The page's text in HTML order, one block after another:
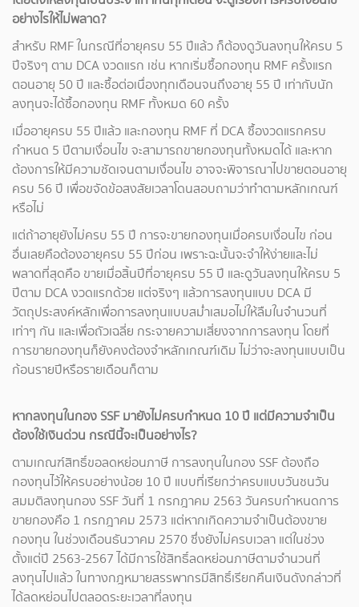
อย่างไรให้ไม่พลาด?
สำหรับ RMF ในกรณีที่อายุครบ 55 ปีแล้ว ก็ต้องดูวันลงทุนให้ครบ 5
ปีจริงๆ ตาม DCA งวดแรก เช่น หากเริ่มซื้อกองทุน RMF ครั้งแรก
ตอนอายุ 50 ปี และซื้อต่อเนื่องทุกเดือนจนถึงอายุ 55 ปี เท่ากับนัก
ลงทุนจะได้ซื้อกองทุน RMF ทั้งหมด 60 ครั้ง
เมื่ออายุครบ 55 ปีแล้ว และกองทุน RMF ที่ DCA ซื้องวดแรกครบ
กำหนด 5 ปีตามเงื่อนไข จะสามารถขายกองทุนทั้งหมดได้ และหาก
ต้องการให้มีความชัดเจนตามเงื่อนไข อาจจะพิจารณาไปขายตอนอายุ
ครบ 56 ปี เพื่อขจัดข้อสงสัยเวลาโดนสอบถามว่าทำตามหลักเกณฑ์
หรือไม่
แต่ถ้าอายุยังไม่ครบ 55 ปี การจะขายกองทุนเมื่อครบเงื่อนไข ก่อน
อื่นเลยคือต้องอายุครบ 55 ปีก่อน เพราะฉะนั้นจะจำให้ง่ายและไม่
พลาดที่สุดคือ ขายเมื่อสิ้นปีที่อายุครบ 55 ปี และดูวันลงทุนให้ครบ 5
ปีตาม DCA งวดแรกด้วย แต่จริงๆ แล้วการลงทุนแบบ DCA มี
วัตถุประสงค์หลักเพื่อการลงทุนแบบสม่ำเสมอไม่ให้ลืมในจำนวนที่
เท่าๆ กัน และเพื่อถัวเฉลี่ย กระจายความเสี่ยงจากการลงทุน โดยที่
การขายกองทุนก็ยังคงต้องจำหลักเกณฑ์เดิม ไม่ว่าจะลงทุนแบบเป็น
ก้อนรายปีหรือรายเดือนก็ตาม
หากลงทุนในกอง SSF มายังไม่ครบกำหนด 10 ปี แต่มีความจำเป็น
ต้องใช้เงินด่วน กรณีนี้จะเป็นอย่างไร?
ตามเกณฑ์สิทธิ์ขอลดหย่อนภาษี การลงทุนในกอง SSF ต้องถือ
กองทุนไว้ให้ครบอย่างน้อย 10 ปี แบบที่เรียกว่าครบแบบวันชนวัน
สมมติลงทุนกอง SSF วันที่ 1 กรกฎาคม 2563 วันครบกำหนดการ
ขายกองคือ 1 กรกฎาคม 2573 แต่หากเกิดความจำเป็นต้องขาย
กองทุน ในช่วงเดือนธันวาคม 2570 ซึ่งยังไม่ครบเวลา แต่ในช่วง
ตั้งแต่ปี 2563-2567 ได้มีการใช้สิทธิ์ลดหย่อนภาษีตามจำนวนที่
ลงทุนไปแล้ว ในทางกฎหมายสรรพากรมีสิทธิ์เรียกคืนเงินดังกล่าวที่
ได้ลดหย่อนไปตลอดระยะเวลาที่ลงทุน